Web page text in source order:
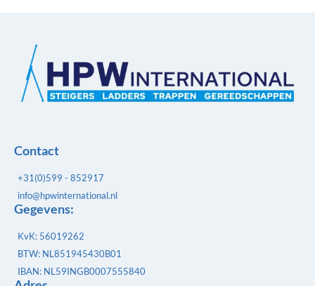
Contact
+31(0)599 - 852917
info@hpwinternational.nl
Gegevens:
KvK: 56019262
BTW: NL851945430B01
IBAN: NL59INGB0007555840